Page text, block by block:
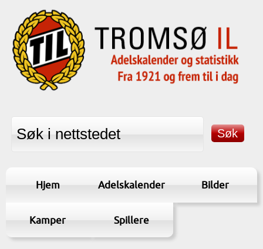
Hjem Adelskalender Bilder
Kamper Spillere